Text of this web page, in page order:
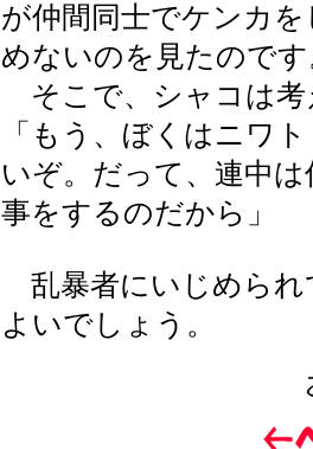
が仲間同士でケンカ
めないのを見たので
そこで、シャコは考
「もう、ぼくはニワ
いぞ。だって、連中
事をするのだから」
乱暴者にいじめられ
よいでしょう。